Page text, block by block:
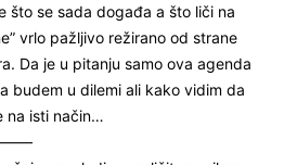
što se sada događa a što liči na
vrlo pažljivo režirano od strane
Da je u pitanju samo ova agenda
budem u dilemi ali kako vidim da
na isti način…